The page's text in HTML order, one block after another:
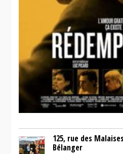
125, rue des
Bélanger